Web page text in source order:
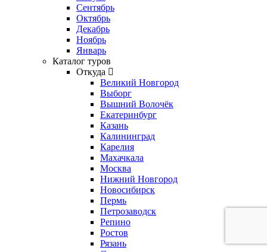
Сентябрь
Октябрь
Декабрь
Ноябрь
Январь
Каталог туров
Откуда
Великий Новгород
Выборг
Вышний Волочёк
Екатеринбург
Казань
Калининград
Карелия
Махачкала
Москва
Нижний Новгород
Новосибирск
Пермь
Петрозаводск
Репино
Ростов
Рязань